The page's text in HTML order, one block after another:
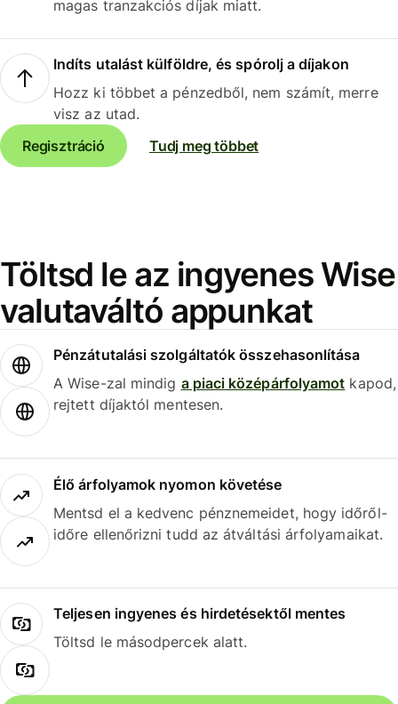
magas tranzakciós díjak miatt.
Indíts utalást külföldre, és spórolj a díjakon
Hozz ki többet a pénzedből, nem számít, merre
visz az utad.
Regisztráció
Tudj meg többet
Töltsd le az ingyenes Wise
valutaváltó appunkat
Pénzátutalási szolgáltatók összehasonlítása
A Wise-zal mindig a piaci középárfolyamot kapod,
rejtett díjaktól mentesen.
Élő árfolyamok nyomon követése
Mentsd el a kedvenc pénznemeidet, hogy időről-
időre ellenőrizni tudd az átváltási árfolyamaikat.
Teljesen ingyenes és hirdetésektől mentes
Töltsd le másodpercek alatt.